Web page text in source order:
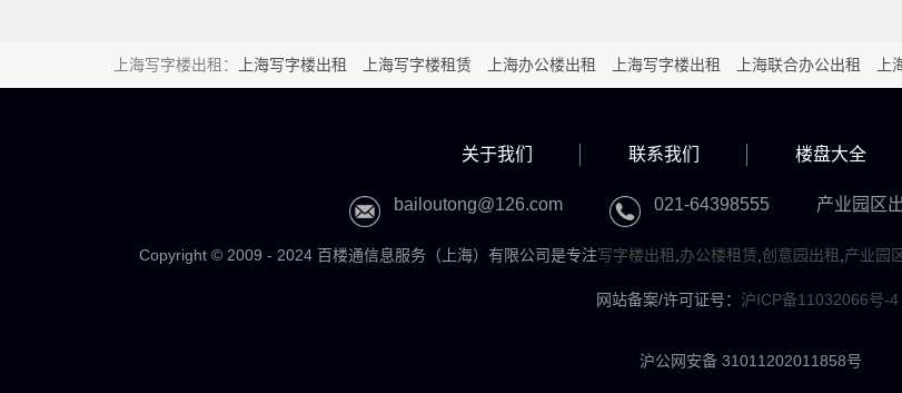
上海写字楼出租： 上海写字楼出租 上海写字楼租赁 上海办公楼出租 上海写字楼出租 上海联合办公出租 上
长宁办公室租赁 闵行办公室租赁 普陀办公室租赁 青浦办公室租赁
嘉定办公室租赁 虹口办公室租赁 杨浦办公室租赁 松江办公室租赁 宝山办公
关于我们 联系我们 楼盘大全
bailoutong@126.com 021-64398555 产业园区
Copyright © 2009 - 2024 百楼通信息服务（上海）有限公司是专注写字楼出租 办公楼租赁 创意园出租 产业园
网站备案/许可证号： 沪ICP备11032066号-4
沪公网安备 31011202011858号